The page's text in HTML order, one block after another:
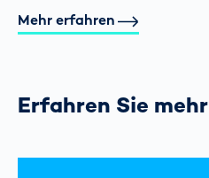
Mehr erfahren
Erfahren Sie mehr